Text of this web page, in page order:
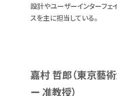
設計やユーザーインターフェ
スを主に担当している。
嘉村 哲郎（東京藝
ー 准教授）